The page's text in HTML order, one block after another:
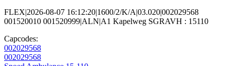
FLEX|2026-08-07 16:12:20|1600/2/K/A|03.020|002029568
001520010 001520999|ALN|A1 Kapelweg SGRAVH : 15110
Capcodes:
002029568
002029568